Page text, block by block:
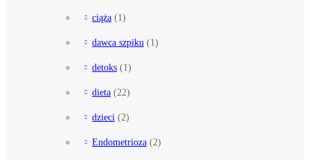
ciąża (1)
dawca szpiku (1)
detoks (1)
dieta (22)
dzieci (2)
Endometrioza (2)